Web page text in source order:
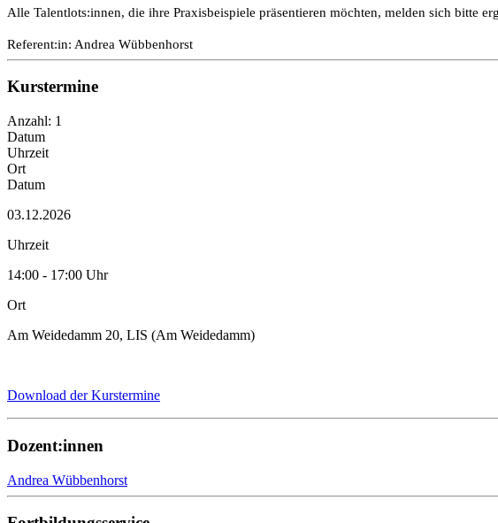
Alle Talentlots:innen, die ihre Praxisbeispiele präsentieren möchten, melden sich bitte
Referent:in: Andrea Wübbenhorst
Kurstermine
Anzahl: 1
Datum
Uhrzeit
Ort
Datum
03.12.2026
Uhrzeit
14:00 - 17:00 Uhr
Ort
Am Weidedamm 20, LIS (Am Weidedamm)
Download der Kurstermine
Dozent:innen
Andrea Wübbenhorst